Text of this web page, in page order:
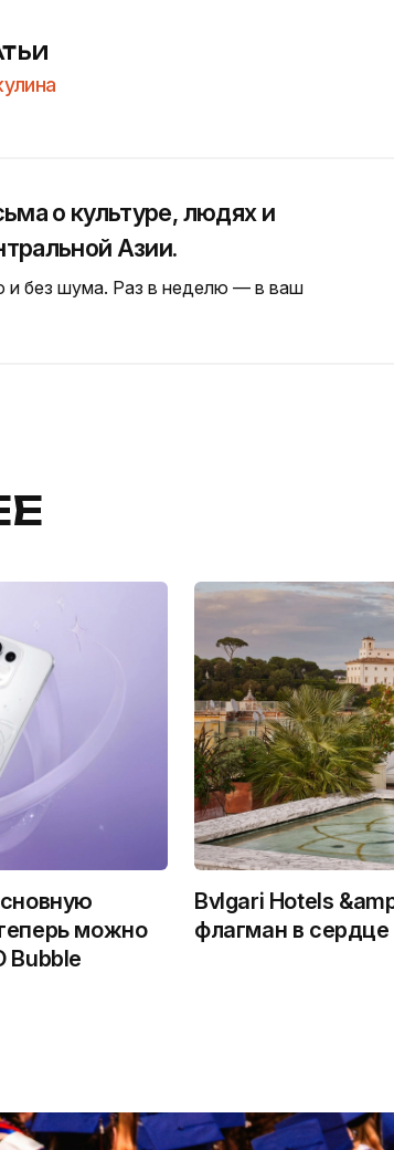
о культуре, людях и
Азии.
и без шума. Раз в неделю — в ваш
можно
Bubble
Bvlgari Hotels
флагман в